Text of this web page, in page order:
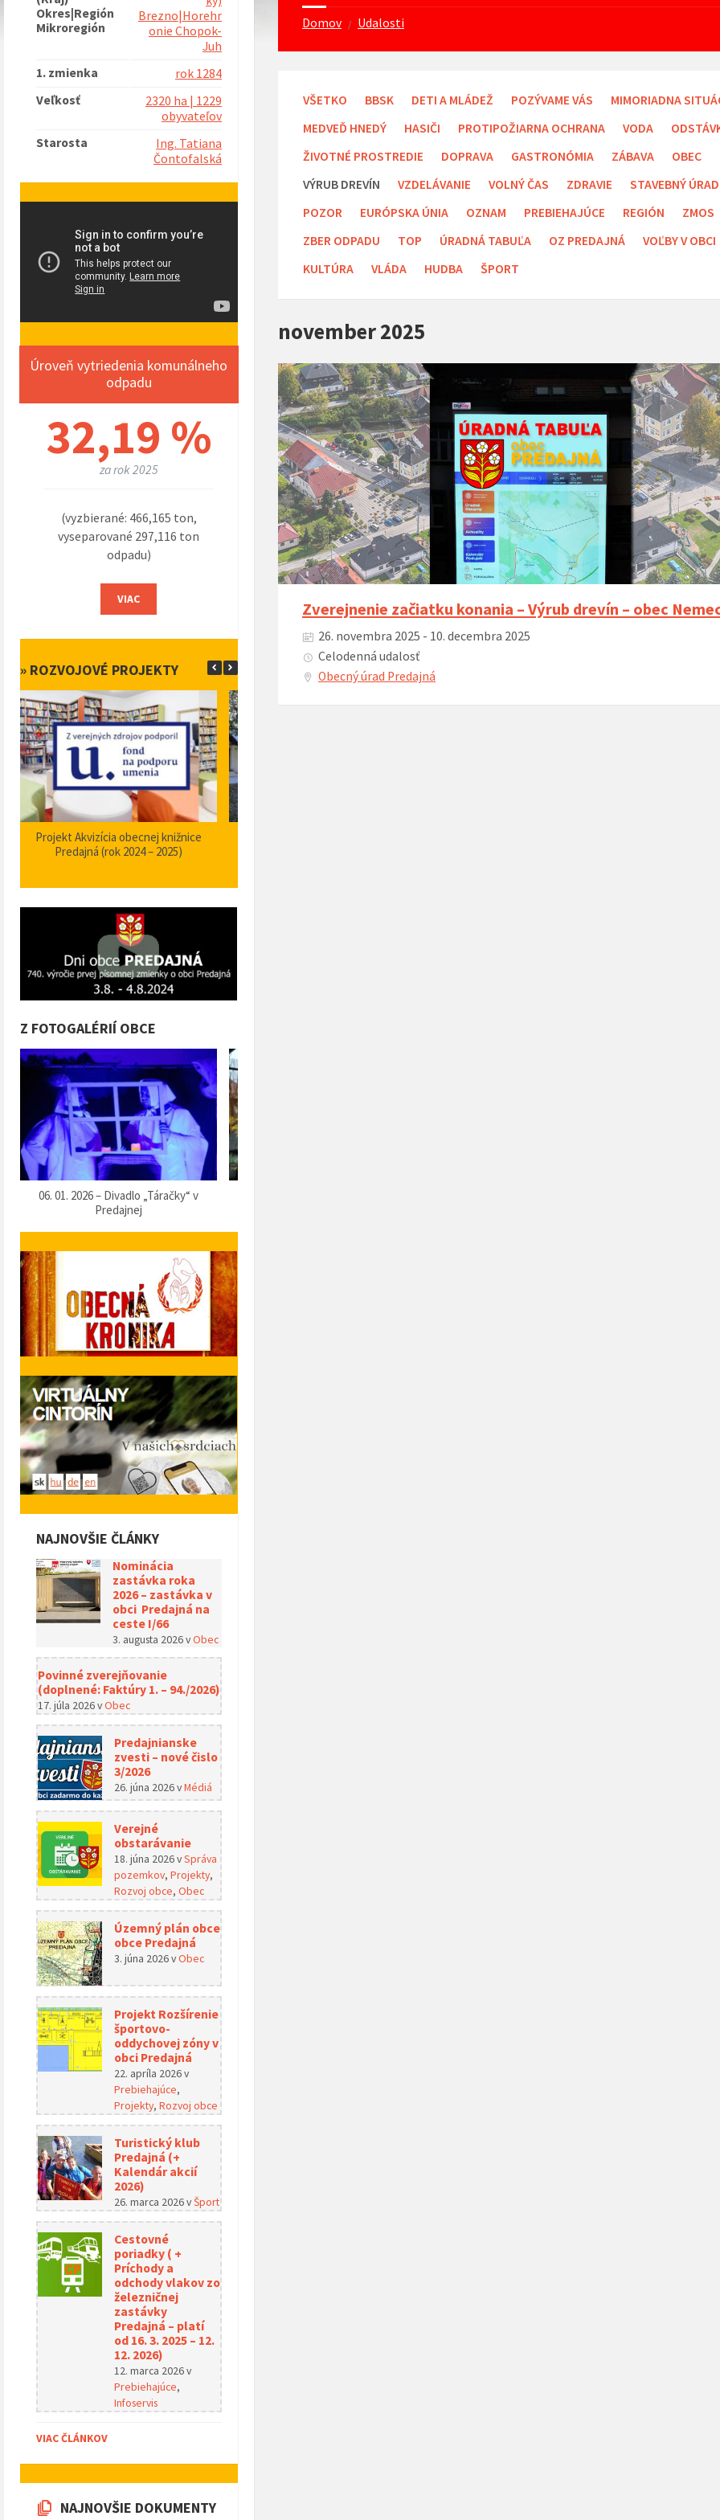
Domov / Udalosti
VŠETKO BBSK DETI A MLÁDEŽ POZÝVAME VÁS
MIMORIADNA
MEDVEĎ HNEDÝ
HASIČI PROTIPOŽIARNA OCHRANA VODA
ŽIVOTNÉ PROSTREDIE
DOPRAVA GASTRONÓMIA ZÁBAVA
OBEC
VÝRUB DREVÍN
VZDELÁVANIE VOLNÝ ČAS ZDRAVIE
STAVEBNÝ ÚRAD
POZOR
EURÓPSKA ÚNIA OZNAM PREBIEHAJÚCE REGIÓN
ZMOS
ZBER ODPADU
TOP ÚRADNÁ TABUĽA OZ PREDAJNÁ
VOĽBY V OBCI
KULTÚRA
VLÁDA HUDBA ŠPORT
november 2025
Zverejnenie začiatku konania – Výrub drevín – obec
26. novembra 2025 - 10. decembra 2025
Celodenná udalosť
Obecný úrad Predajná
Okres|Región
Mikroregión
Brezno|Horehr
onie Chopok-
Juh
1. zmienka
rok 1284
Veľkosť
2320 ha | 1229
obyvateľov
Starosta
Ing. Tatiana
Čontofalská
Úroveň vytriedenia komunálneho
odpadu
32,19 %
za rok 2025
(vyzbierané: 466,165 ton,
vyseparované 297,116 ton
odpadu)
VIAC
» ROZVOJOVÉ PROJEKTY
Zabezpečenie zvýšenia bezpečnosti a
plynulosti premávky – I/66 Predajná
Z FOTOGALÉRIÍ OBCE
07. 12. 2025 – Vítanie Mikuláša
NAJNOVŠIE ČLÁNKY
Nominácia
zastávka roka
2026 – zastávka v
obci Predajná na
ceste I/66
3. augusta 2026vObec
Povinné zverejňovanie
(doplnené: Faktúry 1. – 94./2026)
17. júla 2026vObec
Predajnianske
zvesti – nové čislo
3/2026
26. júna 2026vMédiá
Verejné
obstarávanie
18. júna 2026vSpráva
pozemkov, Projekty,
Rozvoj obce, Obec
Územný plán obce
obce Predajná
3. júna 2026vObec
Projekt Rozšírenie
športovo-
oddychovej zóny v
obci Predajná
22. apríla 2026v
Prebiehajúce,
Projekty, Rozvoj obce
Turistický klub
Predajná (+
Kalendár akcií
2026)
26. marca 2026vŠport
Cestovné
poriadky ( +
Príchody a
odchody vlakov zo
železničnej
zastávky
Predajná – platí
od 16. 3. 2025 – 12.
12. 2026)
12. marca 2026v
Prebiehajúce,
Infoservis
VIAC ČLÁNKOV
NAJNOVŠIE DOKUMENTY